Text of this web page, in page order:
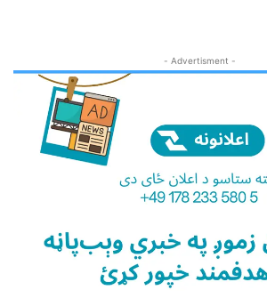
- Advertisment -